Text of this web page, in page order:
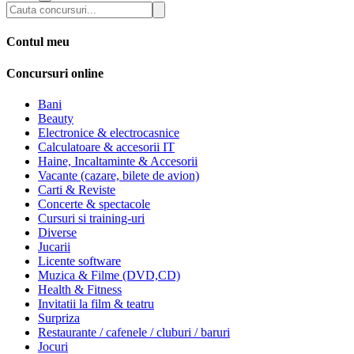
Contul meu
Concursuri online
Bani
Beauty
Electronice & electrocasnice
Calculatoare & accesorii IT
Haine, Incaltaminte & Accesorii
Vacante (cazare, bilete de avion)
Carti & Reviste
Concerte & spectacole
Cursuri si training-uri
Diverse
Jucarii
Licente software
Muzica & Filme (DVD,CD)
Health & Fitness
Invitatii la film & teatru
Surpriza
Restaurante / cafenele / cluburi / baruri
Jocuri